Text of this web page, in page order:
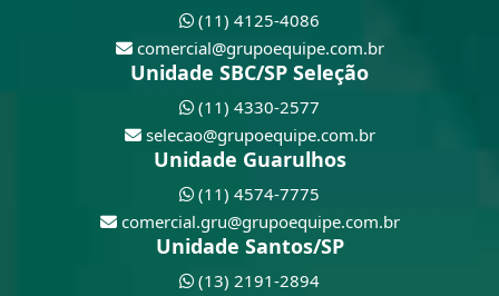
(11) 4125-4086
comercial@grupoequipe.com.br
Unidade SBC/SP Seleção
(11) 4330-2577
selecao@grupoequipe.com.br
Unidade Guarulhos
(11) 4574-7775
comercial.gru@grupoequipe.com.br
Unidade Santos/SP
(13) 2191-2894